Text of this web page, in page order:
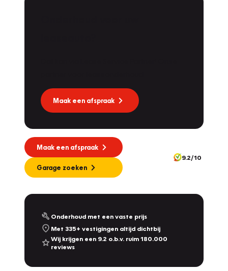
Maak een afspraak
Maak een afspraak
Garage zoeken
9.2/10
Onderhoud met een vaste prijs
Met 335+ vestigingen altijd dichtbij
Wij krijgen een 9.2 o.b.v. ruim 180.000
reviews